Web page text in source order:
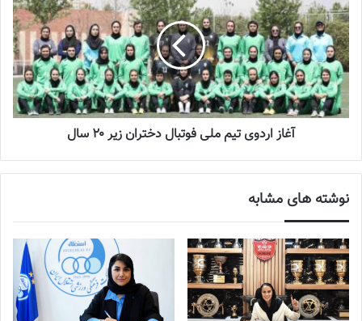
دعوت آزمون از 30 بازیکن به اردوی تیم ملی
2023-03-21
آینده درخشانی در انتظار فوتبال بانوان است
2022-12-10
◾️با فوتبالز همراه شوید
◾️فوتبالزرا در اینستاگرام دنبال کنید ◾️footballs.women@
برچسب ها تیم ملی فوتبال زنان فوتبال بانوان
آغاز اردوی تیم ملی فوتبال دختران زیر ۲۰ سال
نوشته های مشابه